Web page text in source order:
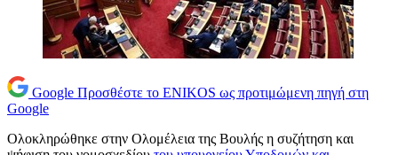
Google Προσθέστε το ENIKOS ως προτιμώμενη πηγή στη
Google
Ολοκληρώθηκε στην Ολομέλεια της Βουλής η συζήτηση και